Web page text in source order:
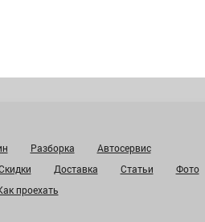
Разборка
Автосервис
Доставка Статьи
Фото
проехать